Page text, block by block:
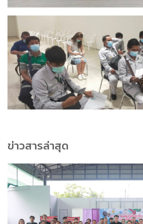
ข่าวสารล่าสุด